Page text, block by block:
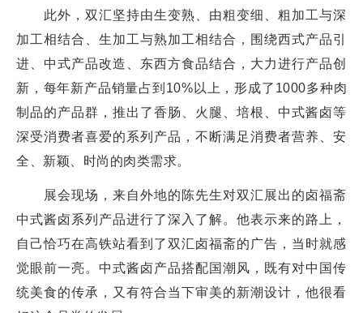
此外，双汇坚持由生变熟、由粗变细、粗加工与深
加工相结合、生加工与熟加工相结合，围绕西式产品引
进、中式产品改造、东西方食品结合，大力进行产品创
新，每年新产品销量占到10%以上，形成了1000多种肉
制品的产品群，推出了香肠、火腿、培根、中式酱卤等
深受消费者喜爱的系列产品，不断满足消费者营养、安
全、新颖、时尚的肉类需求。
展会现场，来自外地的陈先生对双汇展出的卤福斋
中式酱卤系列产品进行了深入了解。他表示来的路上，
自己恰巧在高铁站看到了双汇卤福斋的广告，当时就感
觉眼前一亮。中式酱卤产品搭配国潮风，既有对中国传
统美食的传承，又有符合当下审美的新潮设计，他很看